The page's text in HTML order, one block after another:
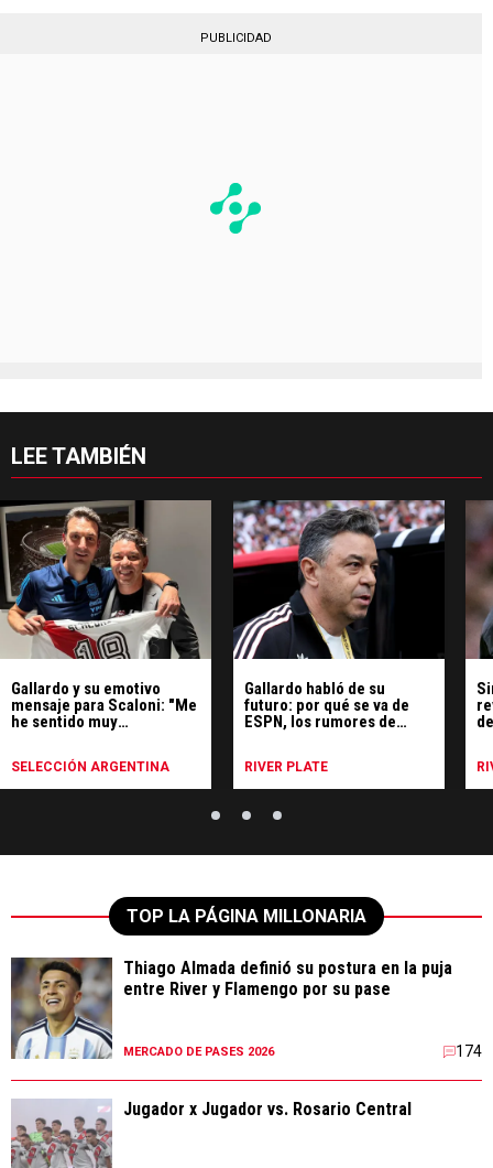
PUBLICIDAD
LEE TAMBIÉN
Gallardo y su emotivo
mensaje para Scaloni: "Me
he sentido muy
SELECCIÓN ARGENTINA
Gallardo habló de su
futuro: por qué se va de
ESPN, los rumores de
RIVER PLATE
TOP LA PÁGINA MILLONARIA
Thiago Almada definió su postura en la puja
entre River y Flamengo por su pase
MERCADO DE PASES 2026 174
Jugador x Jugador vs. Rosario Central